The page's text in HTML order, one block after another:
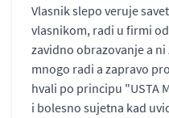
Vlasnik slepo veruje
vlasnikom, radi u firmi
zavidno obrazovanje a
mnogo radi a zapravo
hvali po principu "USTA
i bolesno sujetna kad